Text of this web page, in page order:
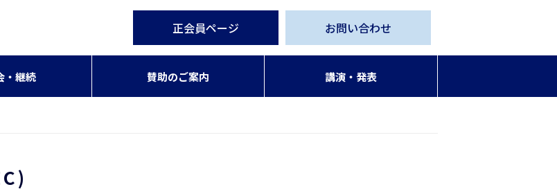
正会員ページ お問い合わせ
・継続 賛助のご案内 講演・発表